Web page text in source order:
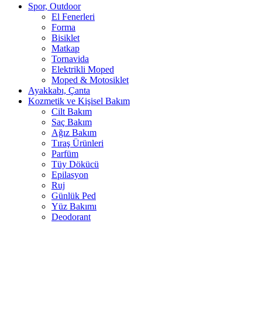
Spor, Outdoor
El Fenerleri
Forma
Bisiklet
Matkap
Tornavida
Elektrikli Moped
Moped & Motosiklet
Ayakkabı, Çanta
Kozmetik ve Kişisel Bakım
Cilt Bakım
Saç Bakım
Ağız Bakım
Tıraş Ürünleri
Parfüm
Tüy Dökücü
Epilasyon
Ruj
Günlük Ped
Yüz Bakımı
Deodorant